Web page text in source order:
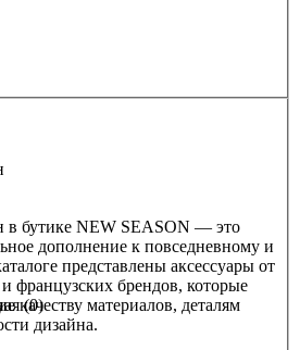
(0)
в бутике NEW SEASON — это
дополнение к повседневному и
представлены аксессуары от
французских брендов, которые
качеству материалов, деталям
дизайна.